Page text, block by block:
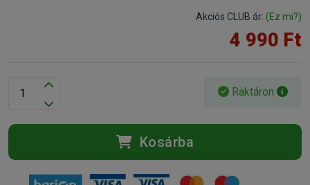
Akciós CLUB ár: (Ez mi?)
4 990 Ft
Raktáron
Kosárba